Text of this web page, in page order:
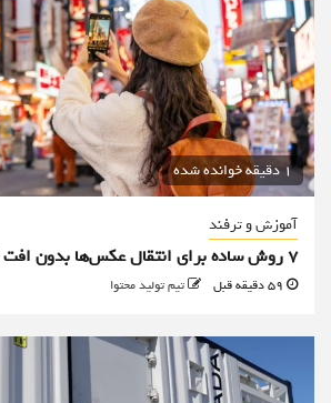
1 دقیقه خوانده شده
آموزش و ترفند
۷ روش ساده برای انتقال عکس‌ها بدون افت کیفیت
تیم تولید محتوا